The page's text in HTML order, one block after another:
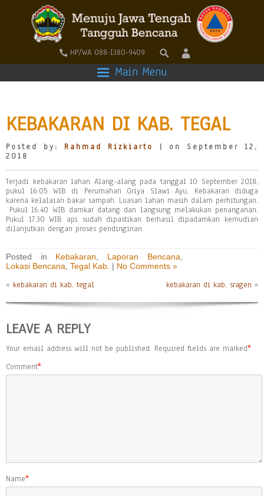
HP/WA 088-1380-9409
Main Menu
KEBAKARAN DI KAB. TEGAL
Posted by: Rahmad Rizkiarto
| on September 12,
2018
Terjadi kebakaran lahan Alang-alang pada tanggal 10 September 2018,
pukul 16:05 WIB di Perumahan Griya Slawi Ayu, Kebakaran diduga
karena kelalaian bakar sampah. Luasan lahan masih dalam perhitungan.
Pukul 16.40 WIB damkar datang dan langsung melakukan penanganan.
Pukul 17.30 WIB api sudah dipastikan berhasil dipadamkan kemudian
dilanjutkan dengan proses pendinginan
Posted in Kebakaran Laporan Bencana
Lokasi Bencana Tegal Kab. | No Comments »
« kebakaran di kab. tegal kebakaran di kab. sragen »
LEAVE A REPLY
Your email address will not be published. Required fields are marked*
Comment*
Name*